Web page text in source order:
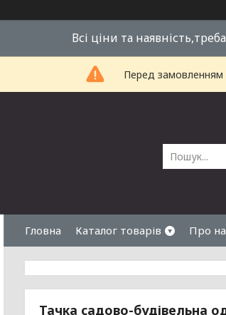
Всі ціни та
Перед замовленням
Гловна Каталог товарів Про
Тачка садово-будівельна